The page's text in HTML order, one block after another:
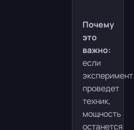
Почему
это
важно:
если
эксперимент
проведет
техник,
мощность
останется